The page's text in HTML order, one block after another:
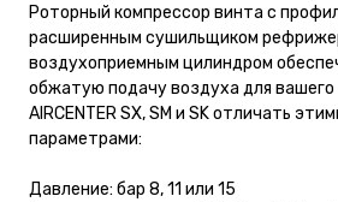
Роторный компрессор винта с
расширенным сушильщиком
воздухоприемным цилиндром
обжатую подачу воздуха для вашего
AIRCENTER SX, SM и SK отличать
параметрами:
Давление: бар 8, 11 или 15